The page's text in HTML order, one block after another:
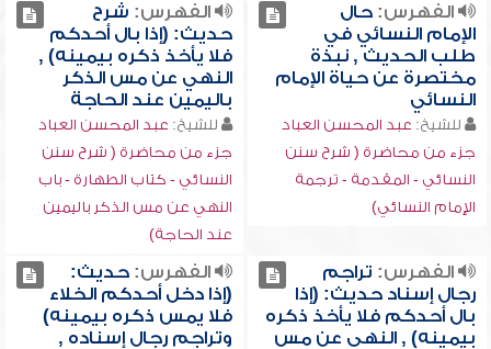
الفهرس:حال
الإمام النسائي في
طلب الحديث , نبذة
مختصرة عن حياة الإمام
النسائي
للشيخ: عبد المحسن العباد
جزء من محاضرة ( شرح سنن
النسائي - المقدمة - ترجمة
الإمام النسائي)
الفهرس: شرح
حديث: (إذا بال أحدكم
فلا يأخذ ذكره بيمينه) ,
النهي عن مس الذكر
باليمين عند الحاجة
للشيخ: عبد المحسن العباد
جزء من محاضرة ( شرح سنن
النسائي - كتاب الطهارة - باب
النهي عن مس الذكر باليمين
عند الحاجة)
الفهرس: تراجم
رجال إسناد حديث: (إذا
بال أحدكم فلا يأخذ ذكره
بيمينه) , النهي عن مس
الفهرس:حديث:
(إذا دخل أحدكم الخلاء
فلا يمس ذكره بيمينه)
وتراجم رجال إسناده ,